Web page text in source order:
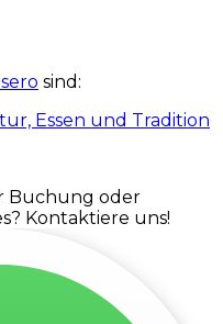
sind:
Essen und Tradition
Buchung oder
Kontaktiere uns!